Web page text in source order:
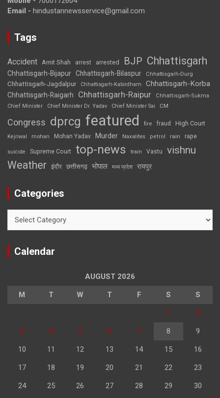
Email - hindustannewsservice@gmail.com
Tags
Accident Amit Shah arrest arrested BJP Chhattisgarh
Chhattisgarh-Bijapur Chhattisgarh-Bilaspur Chhattisgarh-Durg
Chhattisgarh-Jagdalpur Chhattisgarh-Kabirdham Chhattisgarh-Korba
Chhattisgarh-Raigarh Chhattisgarh-Raipur
Chhattisgarh-Sukma
Chief Minister
Chief Minister Dr. Yadav Chief Minister Sai CM
Congress dprcg featured fire fraud High Court
Kejriwal mohan Mohan Yadav Murder Naxalites petrol rain rape
suicide Supreme Court top-news train Vastu vishnu
Weather इंदौर छत्तीसगढ़ भोपाल मध्य प्रदेश रायपुर
Categories
Calendar
AUGUST 2026
M T W T F S S
1 2
3 4 5 6 7 8 9
10 11 12 13 14 15 16
17 18 19 20 21 22 23
24 25 26 27 28 29 30